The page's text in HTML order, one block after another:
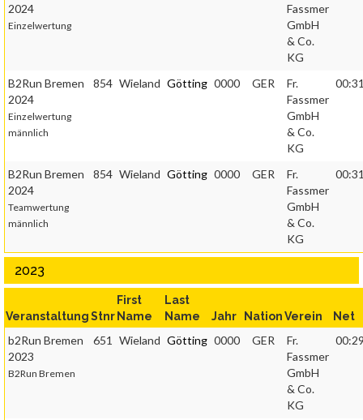
2024
Einzelwertung
Fassmer
GmbH
& Co.
KG
B2Run Bremen
2024
Einzelwertung
männlich
854 Wieland Götting 0000 GER
Fr.
Fassmer
GmbH
& Co.
KG
B2Run Bremen
2024
Teamwertung
männlich
854 Wieland Götting 0000 GER
Fr.
Fassmer
GmbH
& Co.
KG
2023
VeranstaltungStnr
First
Name
Last
Name
Jahr NationVerein Net
b2Run Bremen
2023
B2Run Bremen
651 Wieland Götting 0000 GER
Fr.
Fassmer
GmbH
& Co.
KG